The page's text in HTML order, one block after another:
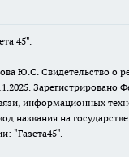
45".
Ю.С. Свидетельство о
Зарегистрировано
информационных
названия на
"Газета45".